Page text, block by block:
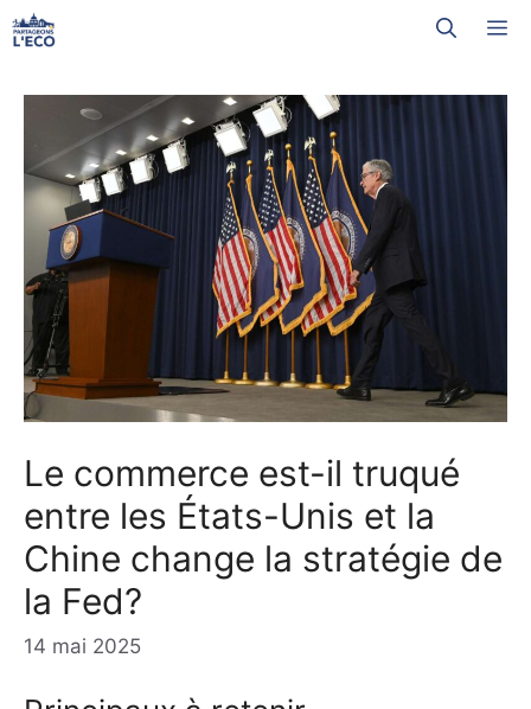
Aller
au
Le commerce est-il truqué
entre les États-Unis et la
Chine change la stratégie de
la Fed?
14 mai 2025